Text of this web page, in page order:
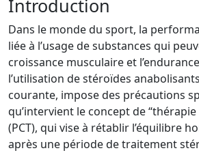
Introduction
Dans le monde du sport, la
liée à l’usage de substances qui
croissance musculaire et
l’utilisation de stéroïdes
courante, impose des précautions
qu’intervient le concept de
(PCT), qui vise à rétablir l’équilibre
après une période de traitement